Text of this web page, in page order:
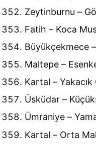
Zeytinburnu –
Fatih – Koca
Büyükçekmece
Maltepe –
Kartal –
Üsküdar –
Ümraniye –
Kartal – Orta